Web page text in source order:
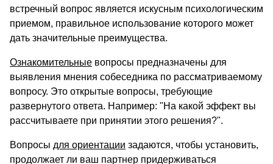
встречный вопрос является искусным психологическим
приемом, правильное использование которого может
дать значительные преимущества.
Ознакомительные вопросы предназначены для
выявления мнения собеседника по рассматриваемому
вопросу. Это открытые вопросы, требующие
развернутого ответа. Например: "На какой эффект вы
рассчитываете при принятии этого решения?".
Вопросы для ориентации задаются, чтобы установить,
продолжает ли ваш партнер придерживаться